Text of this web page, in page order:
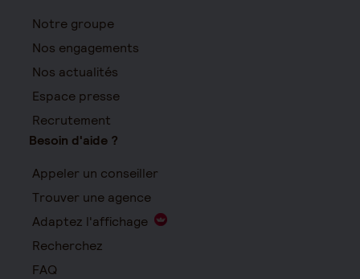
Notre groupe
Nos engagements
Nos actualités
Espace presse
Recrutement
Besoin d'aide ?
Appeler un conseiller
Trouver une agence
Adaptez l'affichage
Recherchez
FAQ